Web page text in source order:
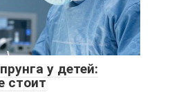
у детей:
стоит